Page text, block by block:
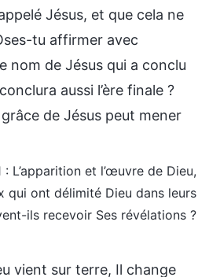
Jésus, et que cela ne
tu affirmer avec
nom de Jésus qui a conclu
aussi l’ère finale ?
de Jésus peut mener
: L’apparition et l’œuvre de Dieu,
qui ont délimité Dieu dans leurs
ils recevoir Ses révélations ?
vient sur terre, Il change